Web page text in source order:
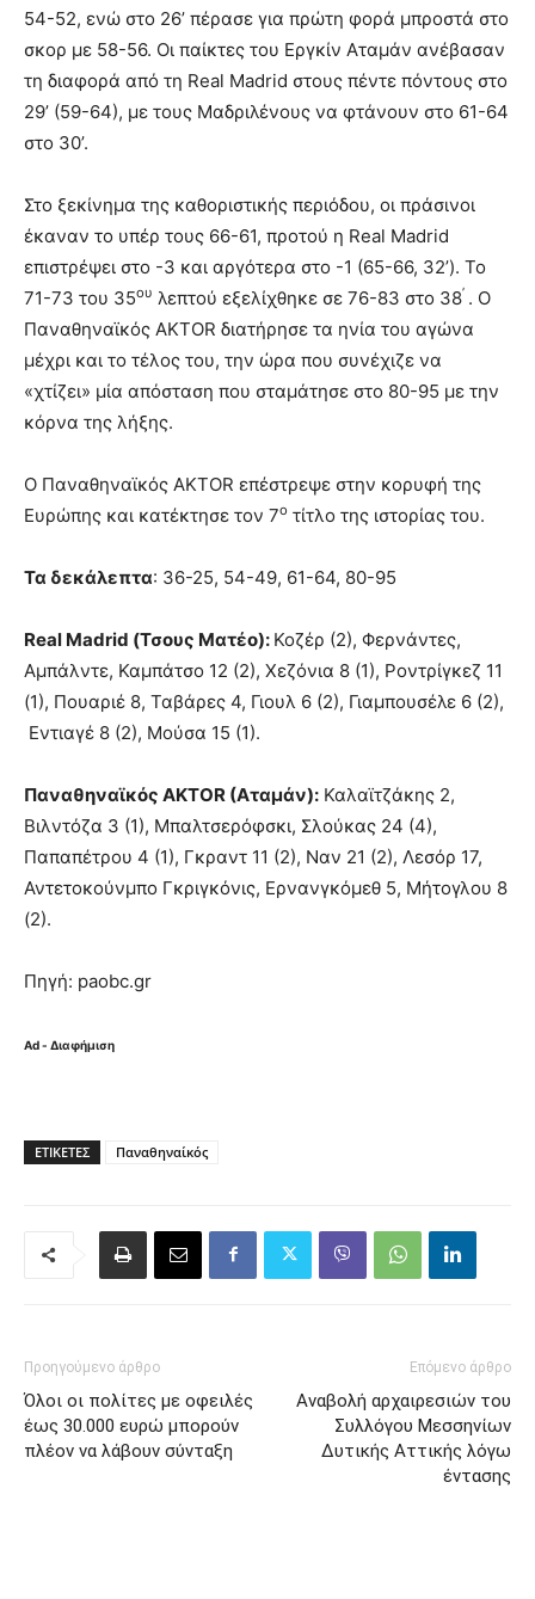
54-52, ενώ στο 26’ πέρασε για πρώτη φορά μπροστά στο
σκορ με 58-56. Οι παίκτες του Εργκίν Αταμάν ανέβασαν
τη διαφορά από τη Real Madrid στους πέντε πόντους στο
29’ (59-64), με τους Μαδριλένους να φτάνουν στο 61-64
στο 30’.
Στο ξεκίνημα της καθοριστικής περιόδου, οι πράσινοι
έκαναν το υπέρ τους 66-61, προτού η Real Madrid
επιστρέψει στο -3 και αργότερα στο -1 (65-66, 32’). Το
71-73 του 35ου λεπτού εξελίχθηκε σε 76-83 στο 38’ . Ο
Παναθηναϊκός AKTOR διατήρησε τα ηνία του αγώνα
μέχρι και το τέλος του, την ώρα που συνέχιζε να
«χτίζει» μία απόσταση που σταμάτησε στο 80-95 με την
κόρνα της λήξης.
Ο Παναθηναϊκός AKTOR επέστρεψε στην κορυφή της
Ευρώπης και κατέκτησε τον 7ο τίτλο της ιστορίας του.
Τα δεκάλεπτα: 36-25, 54-49, 61-64, 80-95
Real Madrid (Τσους Ματέο): Κοζέρ (2), Φερνάντες,
Αμπάλντε, Καμπάτσο 12 (2), Χεζόνια 8 (1), Ροντρίγκεζ 11
(1), Πουαριέ 8, Ταβάρες 4, Γιουλ 6 (2), Γιαμπουσέλε 6 (2),
Εντιαγέ 8 (2), Μούσα 15 (1).
Παναθηναϊκός AKTOR (Αταμάν): Καλαϊτζάκης 2,
Βιλντόζα 3 (1), Μπαλτσερόφσκι, Σλούκας 24 (4),
Παπαπέτρου 4 (1), Γκραντ 11 (2), Ναν 21 (2), Λεσόρ 17,
Αντετοκούνμπο Γκριγκόνις, Ερνανγκόμεθ 5, Μήτογλου 8
(2).
Πηγή: paobc.gr
Ad - Διαφήμιση
ΕΤΙΚΈΤΕΣ Παναθηναίκός
Προηγούμενο άρθρο
Όλοι οι πολίτες με οφειλές
έως 30.000 ευρώ μπορούν
πλέον να λάβουν σύνταξη
Επόμενο άρθρο
Αναβολή αρχαιρεσιών του
Συλλόγου Μεσσηνίων
Δυτικής Αττικής λόγω
έντασης